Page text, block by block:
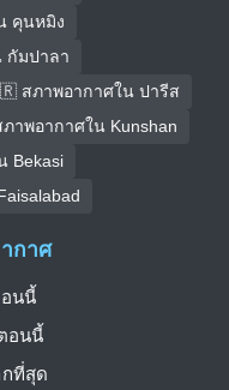
คุนหมิง
มปาลา
สภาพอากาศใน ปารีส
พอากาศใน Kunshan
Bekasi
กาศ
อนนี้
อนนี้
ที่สุด